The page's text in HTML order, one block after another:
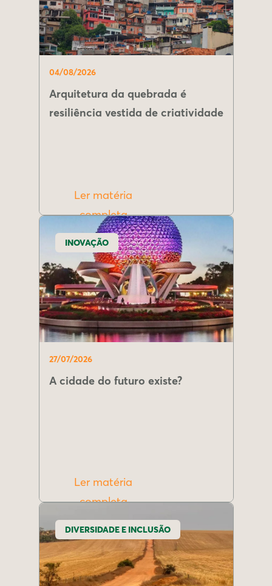
04/08/2026
Arquitetura da quebrada é
resiliência vestida de criatividade
Ler matéria
completa
INOVAÇÃO
27/07/2026
A cidade do futuro existe?
Ler matéria
completa
DIVERSIDADE E INCLUSÃO